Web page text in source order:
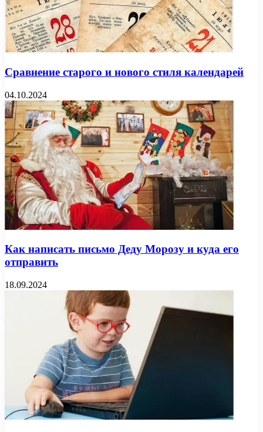
Сравнение старого и нового стиля календарей
04.10.2024
Как написать письмо Деду Морозу и куда его
отправить
18.09.2024